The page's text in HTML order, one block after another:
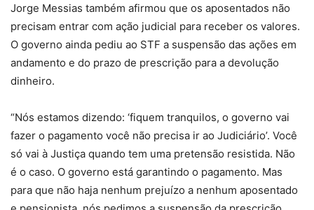
Jorge Messias também afirmou que os aposentados não
precisam entrar com ação judicial para receber os valores.
O governo ainda pediu ao STF a suspensão das ações em
andamento e do prazo de prescrição para a devolução
dinheiro.
“Nós estamos dizendo: ‘fiquem tranquilos, o governo vai
fazer o pagamento você não precisa ir ao Judiciário’. Você
só vai à Justiça quando tem uma pretensão resistida. Não
é o caso. O governo está garantindo o pagamento. Mas
para que não haja nenhum prejuízo a nenhum aposentado